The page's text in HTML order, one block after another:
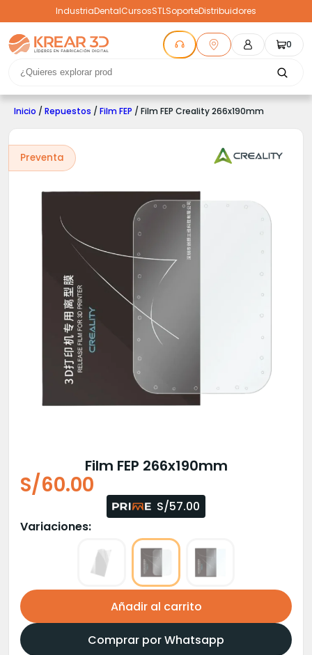
IndustriaDentalCursosSTLSoporteDistribuidores
0
Inicio / Repuestos / Film FEP / Film FEP Creality 266x190mm
Preventa
Film FEP 266x190mm
S/60.00
S/57.00
Variaciones:
Añadir al carrito
Comprar por Whatsapp